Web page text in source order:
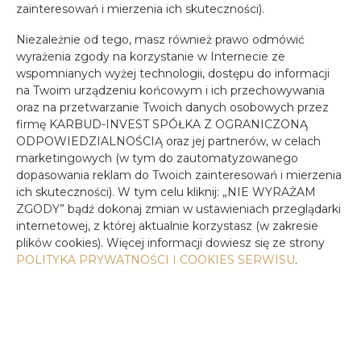
zainteresowań i mierzenia ich skuteczności).
Niezależnie od tego, masz również prawo odmówić
wyrażenia zgody na korzystanie w Internecie ze
wspomnianych wyżej technologii, dostępu do informacji
na Twoim urządzeniu końcowym i ich przechowywania
oraz na przetwarzanie Twoich danych osobowych przez
firmę KARBUD-INVEST SPÓŁKA Z OGRANICZONĄ
ODPOWIEDZIALNOŚCIĄ oraz jej partnerów, w celach
marketingowych (w tym do zautomatyzowanego
dopasowania reklam do Twoich zainteresowań i mierzenia
ich skuteczności). W tym celu kliknij: „NIE WYRAŻAM
ZGODY” bądź dokonaj zmian w ustawieniach przeglądarki
internetowej, z której aktualnie korzystasz (w zakresie
plików cookies). Więcej informacji dowiesz się ze strony
POLITYKA PRYWATNOŚCI I COOKIES SERWISU.